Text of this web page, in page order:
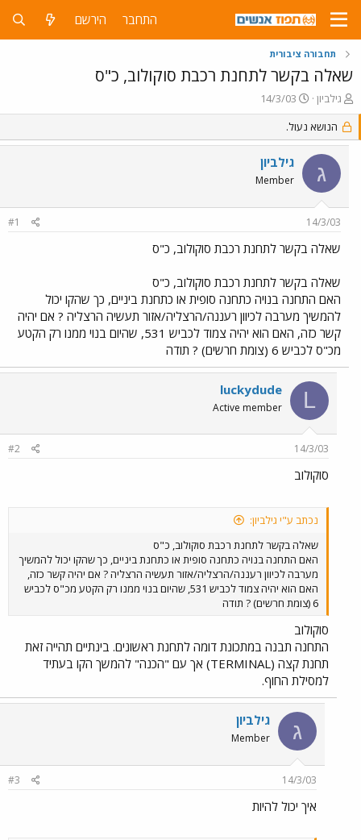
התחבר הירשם
תחבורה ציבורית
שאלה בקשר לתחנת רכבת סוקולוב, כ"ס
פ
ו
ת
ח
נ
גילביון
פ
ו
ר
ס
ם
ב
ת
ך
14/3/03
הנושא נעול.
ג גילביון
Member
14/3/03
#1
שאלה בקשר לתחנת רכבת סוקולוב, כ"ס
שאלה בקשר לתחנת רכבת סוקולוב, כ"ס
האם התחנה בנויה כתחנה סופית או כתחנת ביניים, כך שהקו יכול
להמשיך מערבה לכיוון רעננה/הרצליה/אזור תעשיה הרצליה ? אם יהיה
קשר כזה, האם הוא יהיה צמוד לכביש 531, שהיום בנוי ממנו רק הקטע
מכ"ס לכביש 6 (צומת חרשים) ? תודה
L
luckydude
Active member
14/3/03
#2
סוקולוב
נכתב ע"י גילביון:
שאלה בקשר לתחנת רכבת סוקולוב, כ"ס
האם התחנה בנויה כתחנה סופית או כתחנת ביניים, כך שהקו יכול להמשיך
מערבה לכיוון רעננה/הרצליה/אזור תעשיה הרצליה ? אם יהיה קשר כזה,
האם הוא יהיה צמוד לכביש 531, שהיום בנוי ממנו רק הקטע מכ"ס לכביש
6 (צומת חרשים) ? תודה
סוקולוב
התחנה תבנה במתכונת דומה לתחנת ראשונים. בינתיים תהייה זאת
תחנת קצה (TERMINAL) אך עם "הכנה" להמשך הקו בעתיד
למסילת החוף.
ג גילביון
Member
14/3/03
#3
איך יכול להיות